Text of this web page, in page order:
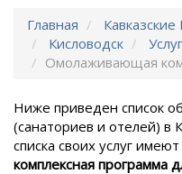
Главная
Кисловодск
Омолаживающая
Ниже приведен список
(санаториев и отелей) в
списка своих услуг имеют
комплексная программа